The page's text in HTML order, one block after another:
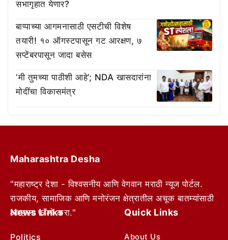
सभागृहात येणार?
बाप्पाच्या आगमनासाठी एसटीची विशेष
तयारी! १० ऑगस्टपासून गट आरक्षण, ७
सप्टेंबरपासून जादा बसेस
‘मी तुमच्या पाठीशी आहे’; NDA खासदारांना
मोदींचा विकासमंत्र
Maharashtra Desha
"महाराष्ट्र देशा - विश्वसनीय आणि वेगवान मराठी न्यूज पोर्टल.
राजकीय, सामाजिक आणि मनोरंजन क्षेत्रातील अचूक बातम्यांसाठी
आम्हाला फॉलो करा."
News Links
Politics
Quick Links
About Us